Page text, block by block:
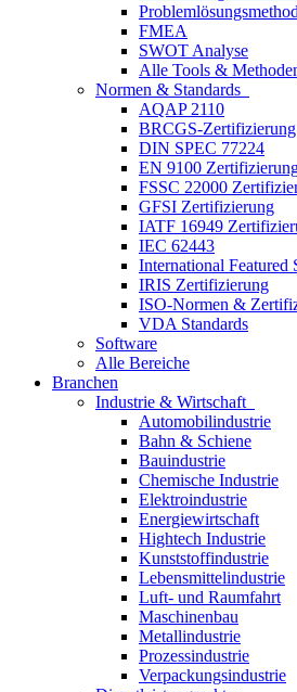
FMEA
SWOT Analyse
Alle Tools &
Normen & Standards
AQAP 2110
BRCGS-Zertifizierung
DIN SPEC 77224
EN 9100
FSSC 22000
GFSI Zertifizierung
IATF 16949
IEC 62443
International Featured
IRIS Zertifizierung
ISO-Normen &
VDA Standards
Software
Alle Bereiche
Branchen
Industrie & Wirtschaft
Automobilindustrie
Bahn & Schiene
Bauindustrie
Chemische Industrie
Elektroindustrie
Energiewirtschaft
Hightech Industrie
Kunststoffindustrie
Lebensmittelindustrie
Luft- und Raumfahrt
Maschinenbau
Metallindustrie
Prozessindustrie
Verpackungsindustrie